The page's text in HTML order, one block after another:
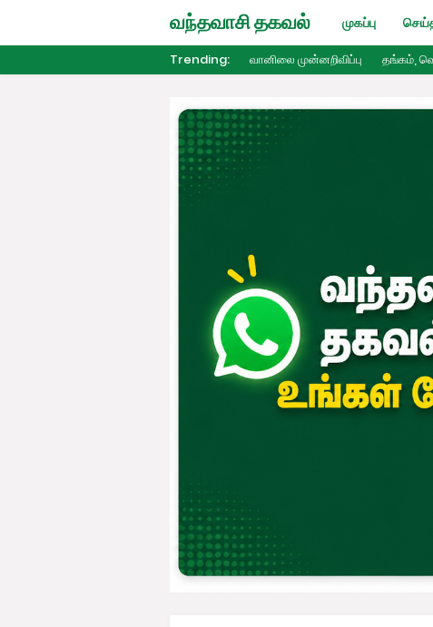
வந்தவாசி தகவல் முகப்பு
Trending: வானிலை முன்னறிவிப்பு தங்கம்,